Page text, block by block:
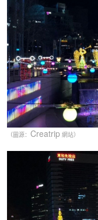
（圖源： Creatrip 網站）